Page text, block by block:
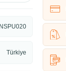
NSPU020
Türkiye